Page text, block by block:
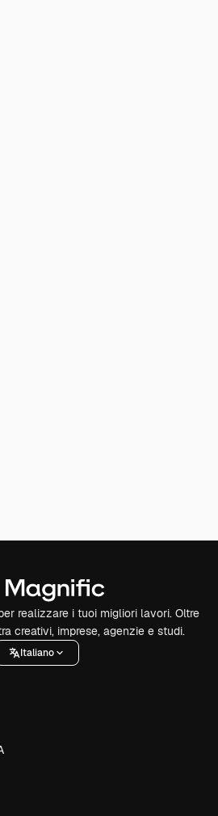
realizzare i tuoi migliori lavori. Oltre
creativi, imprese, agenzie e studi.
Italiano